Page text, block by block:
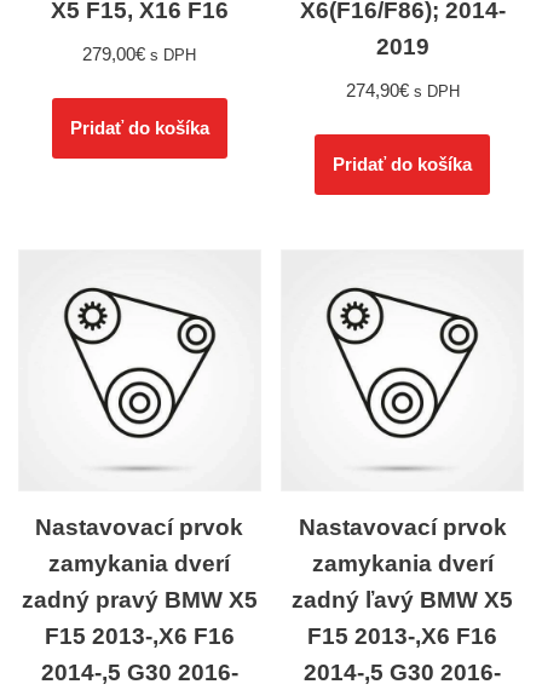
X5 F15, X16 F16
279,00€ s DPH
Pridať do košíka
X6(F16/F86); 2014-
2019
274,90€ s DPH
Pridať do košíka
Nastavovací prvok
zamykania dverí
zadný pravý BMW X5
F15 2013-,X6 F16
2014-,5 G30 2016-
Nastavovací prvok
zamykania dverí
zadný ľavý BMW X5
F15 2013-,X6 F16
2014-,5 G30 2016-